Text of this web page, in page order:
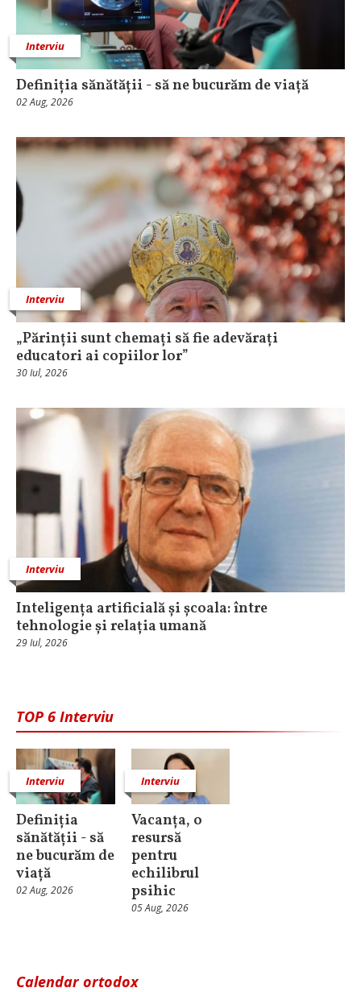
Interviu
Definiția sănătății - să ne bucurăm de viață
02 Aug, 2026
Interviu
„Părinții sunt chemați să fie adevărați
educatori ai copiilor lor”
30 Iul, 2026
Interviu
Inteligența artificială și școala: între
tehnologie și relația umană
29 Iul, 2026
TOP 6 Interviu
Interviu
Definiția
sănătății - să
ne bucurăm de
viață
02 Aug, 2026
Interviu
Vacanța, o
resursă
pentru
echilibrul
psihic
05 Aug, 2026
Calendar ortodox